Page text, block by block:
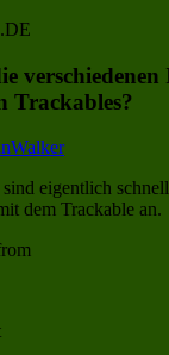
Trackables?
eigentlich
dem Trackable an.